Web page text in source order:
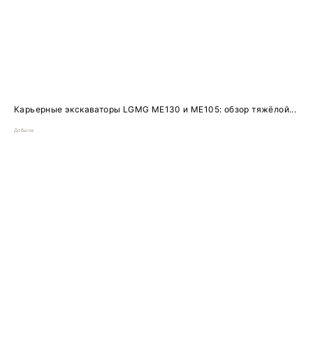
Карьерные экскаваторы LGMG ME130 и ME105: обзор тяжёлой...
Добыча